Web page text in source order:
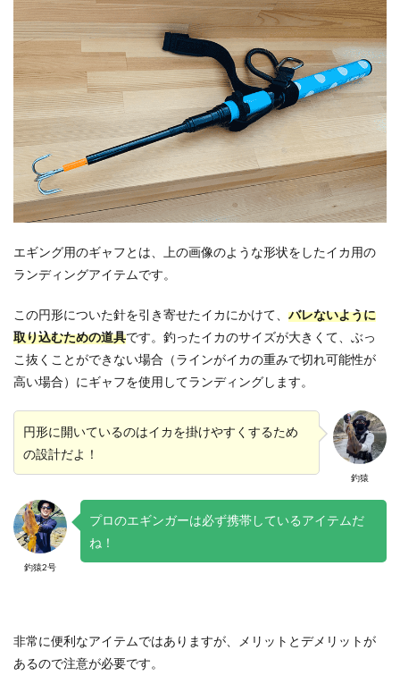
エギング用のギャフとは、上の画像のような形状をしたイカ用の
ランディングアイテムです。
この円形についた針を引き寄せたイカにかけて、 バレないように
取り込むための道具です。釣ったイカのサイズが大きくて、ぶっ
こ抜くことができない場合（ラインがイカの重みで切れ可能性が
高い場合）にギャフを使用してランディングします。
釣猿
円形に開いているのはイカを掛けやすくするため
の設計だよ！
釣猿2号
プロのエギンガーは必ず携帯しているアイテムだ
ね！
非常に便利なアイテムではありますが、メリットとデメリットが
あるので注意が必要です。